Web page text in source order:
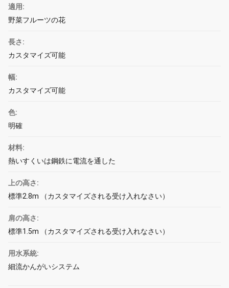
適用:
野菜フルーツの花
長さ:
カスタマイズ可能
幅:
カスタマイズ可能
色:
明確
材料:
熱いすくいは鋼鉄に電流を通した
上の高さ:
標準2.8m （カスタマイズされる受け入れなさい）
肩の高さ:
標準1.5m （カスタマイズされる受け入れなさい）
用水系統:
細流かんがいシステム